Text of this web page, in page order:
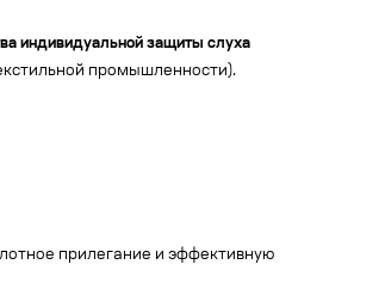
индивидуальной защиты слуха
промышленности).
прилегание и эффективную